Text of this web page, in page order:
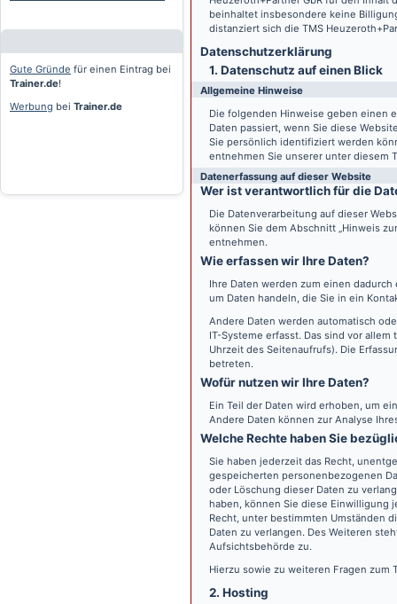
Gute Gründe für einen Eintrag bei
Trainer.de!
Werbung bei Trainer.de
beinhaltet insbesondere keine
distanziert sich die TMS
Datenschutz­erklärung
1. Datenschutz auf einen Blick
Allgemeine Hinweise
Die folgenden Hinweise geben einen
Daten passiert, wenn Sie diese
Sie persönlich identifiziert werden
entnehmen Sie unserer unter diesem
Datenerfassung auf dieser Website
Wer ist verantwortlich für die
Die Datenverarbeitung auf dieser
können Sie dem Abschnitt „Hinweis
entnehmen.
Wie erfassen wir Ihre Daten?
Ihre Daten werden zum einen
um Daten handeln, die Sie in ein
Andere Daten werden automatisch
IT-Systeme erfasst. Das sind vor
Uhrzeit des Seitenaufrufs). Die
betreten.
Wofür nutzen wir Ihre Daten?
Ein Teil der Daten wird erhoben, um
Andere Daten können zur Analyse
Welche Rechte haben Sie
Sie haben jederzeit das Recht,
gespeicherten personenbezogenen
oder Löschung dieser Daten zu
haben, können Sie diese Einwilligung
Recht, unter bestimmten Umständen
Daten zu verlangen. Des Weiteren
Aufsichtsbehörde zu.
Hierzu sowie zu weiteren Fragen zum
2. Hosting